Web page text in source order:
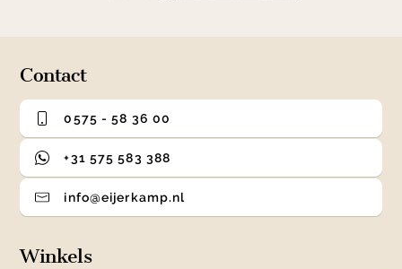
Contact
0575 - 58 36 00
+31 575 583 388
info@eijerkamp.nl
Winkels